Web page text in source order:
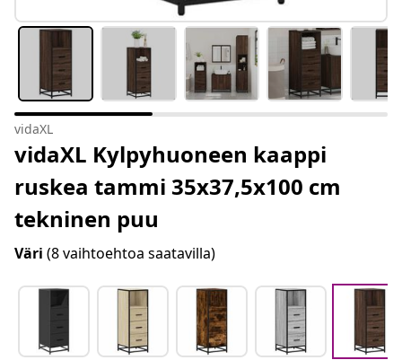
vidaXL
vidaXL Kylpyhuoneen kaappi
ruskea tammi 35x37,5x100 cm
tekninen puu
Väri (8 vaihtoehtoa saatavilla)